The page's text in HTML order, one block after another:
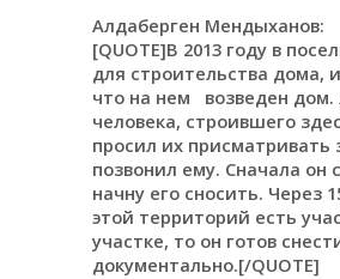
Алдаберген Мендыханов:
[QUOTE]В 2013 году в
для строительства дома,
что на нем возведен дом.
человека, строившего
просил их присматривать
позвонил ему. Сначала он
начну его сносить. Через
этой территорий есть
участке, то он готов
документально.[/QUOTE]